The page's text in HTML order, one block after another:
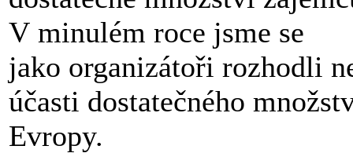
V minulém roce jsme se
jako organizátoři rozhodli
účasti dostatečného
Evropy.